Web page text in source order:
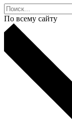
По всему сайту